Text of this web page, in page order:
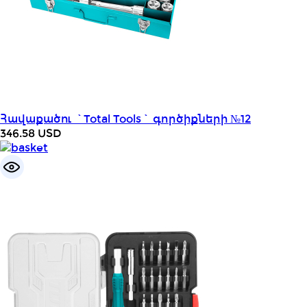
Հավաքածու `Total Tools` գործիքների №12
346.58 USD